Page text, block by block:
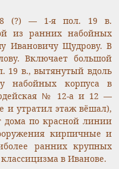
(?) — 1-я пол. 19 в.
из ранних набойных
Ивановичу Щудрову. В
Включает большой
19 в., вытянутый вдоль
набойных корпуса в
№ 12-а и 12 —
и утратил этаж вёшал),
дома по красной линии
кирпичные и
ранних крупных
в Иванове.